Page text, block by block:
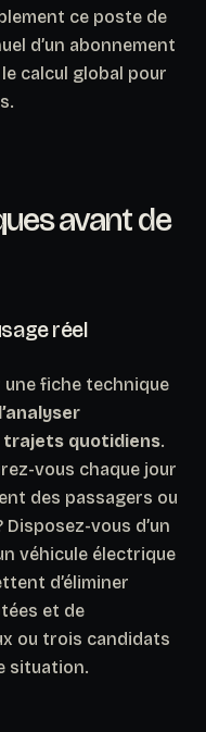
ce poste de
d’un abonnement
calcul global pour
avant de
réel
une fiche technique
trajets quotidiens.
vous chaque jour
des passagers ou
vous d’un
véhicule électrique
d’éliminer
et de
ou trois candidats
situation.